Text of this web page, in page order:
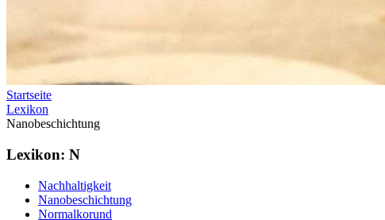
Startseite
Lexikon
Nanobeschichtung
Lexikon: N
Nachhaltigkeit
Nanobeschichtung
Normalkorund